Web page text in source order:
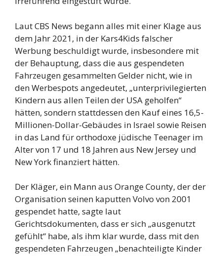
Laut CBS News begann alles mit einer Klage aus
dem Jahr 2021, in der Kars4Kids falscher
Werbung beschuldigt wurde, insbesondere mit
der Behauptung, dass die aus gespendeten
Fahrzeugen gesammelten Gelder nicht, wie in
den Werbespots angedeutet, „unterprivilegierten
Kindern aus allen Teilen der USA geholfen“
hätten, sondern stattdessen den Kauf eines 16,5-
Millionen-Dollar-Gebäudes in Israel sowie Reisen
in das Land für orthodoxe jüdische Teenager im
Alter von 17 und 18 Jahren aus New Jersey und
New York finanziert hätten.
Der Kläger, ein Mann aus Orange County, der der
Organisation seinen kaputten Volvo von 2001
gespendet hatte, sagte laut
Gerichtsdokumenten, dass er sich „ausgenutzt
gefühlt“ habe, als ihm klar wurde, dass mit den
gespendeten Fahrzeugen „benachteiligte Kinder